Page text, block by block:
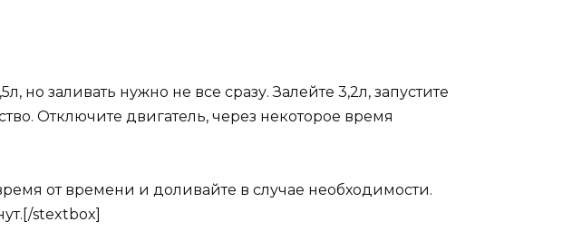
но заливать нужно не все сразу. Залейте 3,2л, запустите
Отключите двигатель, через некоторое время
от времени и доливайте в случае необходимости.
stextbox]